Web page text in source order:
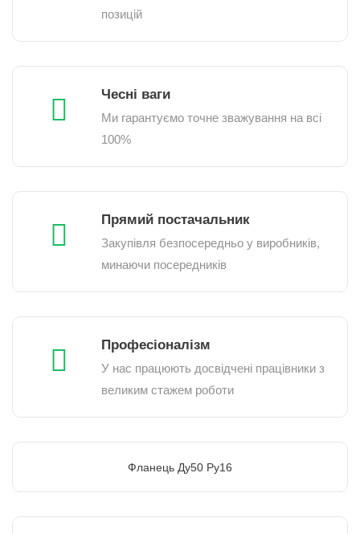
позицій
Чесні ваги
Ми гарантуємо точне зважування на всі
100%
Прямий постачальник
Закупівля безпосередньо у виробників,
минаючи посередників
Професіоналізм
У нас працюють досвідчені працівники з
великим стажем роботи
Фланець Ду50 Ру16